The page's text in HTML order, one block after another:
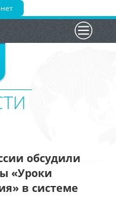
обсудили
«Уроки
в системе